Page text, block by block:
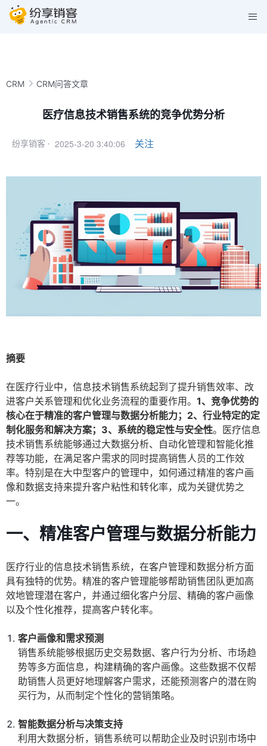
CRM CRM问答文章
医疗信息技术销售系统的竞争优势分析
纷享销客 · 2025-3-20 3:40:06 关注
摘要
在医疗行业中，信息技术销售系统起到了提升销售效率、改
进客户关系管理和优化业务流程的重要作用。 1、竞争优势的
核心在于精准的客户管理与数据分析能力；2、行业特定的定
制化服务和解决方案；3、系统的稳定性与安全性。医疗信息
技术销售系统能够通过大数据分析、自动化管理和智能化推
荐等功能，在满足客户需求的同时提高销售人员的工作效
率。特别是在大中型客户的管理中，如何通过精准的客户画
像和数据支持来提升客户粘性和转化率，成为关键优势之
一。
一、精准客户管理与数据分析能力
医疗行业的信息技术销售系统，在客户管理和数据分析方面
具有独特的优势。精准的客户管理能够帮助销售团队更加高
效地管理潜在客户，并通过细化客户分层、精确的客户画像
以及个性化推荐，提高客户转化率。
客户画像和需求预测
销售系统能够根据历史交易数据、客户行为分析、市场趋
势等多方面信息，构建精确的客户画像。这些数据不仅帮
助销售人员更好地理解客户需求，还能预测客户的潜在购
买行为，从而制定个性化的营销策略。
智能数据分析与决策支持
利用大数据分析，销售系统可以帮助企业及时识别市场中